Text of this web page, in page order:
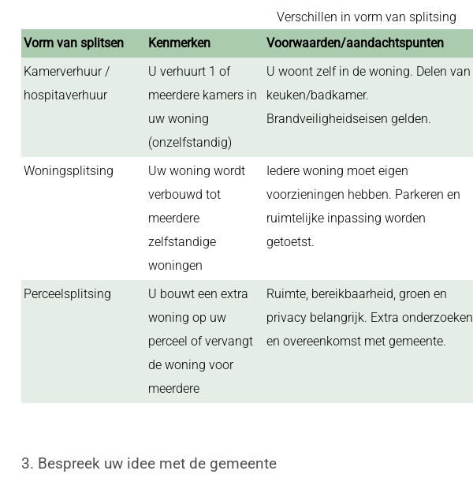
Verschillen in vorm van splitsing
Vorm van splitsen
Kenmerken Voorwaarden/aandachtspunten
Kamerverhuur /
hospitaverhuur
U verhuurt 1 of
meerdere kamers in
uw woning
(onzelfstandig)
U woont zelf in de woning. Delen van
keuken/badkamer.
Brandveiligheidseisen gelden.
Woningsplitsing
Uw woning wordt
verbouwd tot
meerdere
zelfstandige
woningen
Iedere woning moet eigen
voorzieningen hebben. Parkeren en
ruimtelijke inpassing worden
getoetst.
Perceelsplitsing
U bouwt een extra
woning op uw
perceel of vervangt
de woning voor
meerdere
Ruimte, bereikbaarheid, groen en
privacy belangrijk. Extra onderzoeken
en overeenkomst met gemeente.
3. Bespreek uw idee met de gemeente